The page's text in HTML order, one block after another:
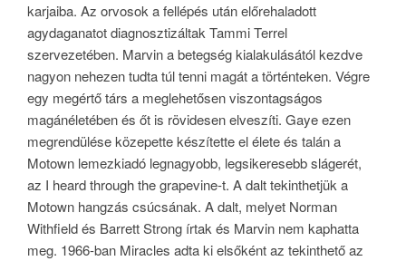
karjaiba. Az orvosok a fellépés után előrehaladott
agydaganatot diagnosztizáltak Tammi Terrel
szervezetében. Marvin a betegség kialakulásától kezdve
nagyon nehezen tudta túl tenni magát a történteken. Végre
egy megértő társ a meglehetősen viszontagságos
magánéletében és őt is rövidesen elveszíti. Gaye ezen
megrendülése közepette készítette el élete és talán a
Motown lemezkiadó legnagyobb, legsikeresebb slágerét,
az I heard through the grapevine-t. A dalt tekinthetjük a
Motown hangzás csúcsának. A dalt, melyet Norman
Withfield és Barrett Strong írtak és Marvin nem kaphatta
meg. 1966-ban Miracles adta ki elsőként az tekinthető az